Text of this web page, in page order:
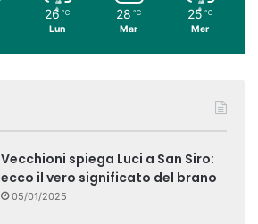
26 ℃
Lun
28 ℃
Mar
25 ℃
Mer
Vecchioni spiega Luci a San Siro:
ecco il vero significato del brano
05/01/2025